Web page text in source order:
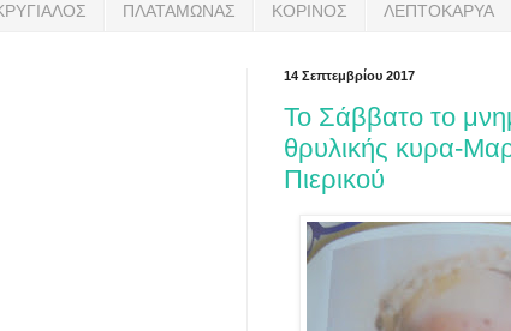
ΠΛΑΤΑΜΩΝΑΣ ΚΟΡΙΝΟΣ ΛΕΠΤΟΚΑΡΥΑ
14 Σεπτεμβρίου 2017
Το Σάββατο το
θρυλικής κυρα-
Πιερικού